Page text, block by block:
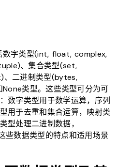
数字类型(int, float, complex,
、集合类型(set,
二进制类型(bytes,
类型。这些类型可分为可
数字类型用于数学运算，序列
用于去重和集合运算，映射类
型处理二进制数据，
些数据类型的特点和适用场景